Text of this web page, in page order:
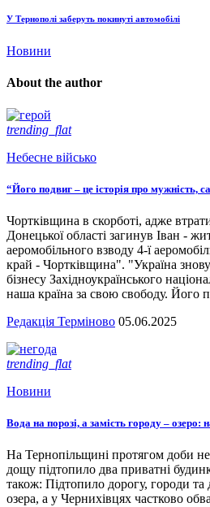
У Тернополі заберуть покинуті автомобілі
Новини
About the author
trending_flat
Небесне військо
“Його подвиг – це історія про мужність,
Чортківщина в скорботі, адже
Донецької області загинув Іван -
аеромобільного взводу 4-ї
край - Чортківщина". "Україна
бізнесу Західноукраїнського
наша країна за свою свободу. Його
Редакція Терміново 05.06.2025
trending_flat
Новини
Вода на порозі, а замість городу – озеро:
На Тернопільщині протягом доби
дощу підтопило два приватні
також: Підтопило дорогу, городи
озера, а у Чернихівцях частково